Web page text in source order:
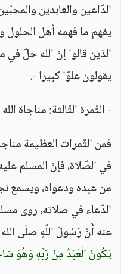
الدّاعين والعابدين
يفهم ما فهمه أهل الحلول
الذين قالوا إنّ الله حلّ في
يقولون علوّا كبيرا -.
- الثّمرة الثّالثة: مناجاة
فمن الثّمرات العظيمة
في الصّلاة، فإنّ المسلم
من عبده ودعواه، ويسمع
الدّعاء في صلاته، روى
عنه أَنَّ رَسُولَ اللَّهِ صلّى
يَكُونُ الْعَبْدُ مِنْ رَبِّهِ وَهُوَ